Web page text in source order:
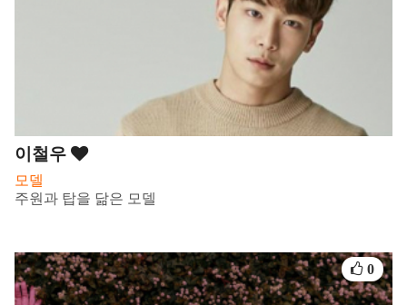
이철우
모델
주원과 탑을 닮은 모델
0